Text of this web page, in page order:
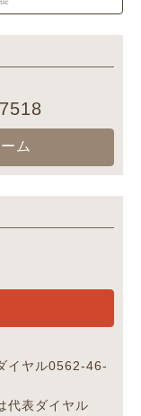
ム
イヤル0562-46-
代表ダイヤル